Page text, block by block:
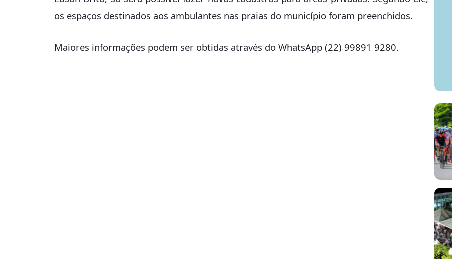
os espaços destinados aos ambulantes nas praias do município foram preenchidos.
Maiores informações podem ser obtidas através do WhatsApp (22) 99891 9280.